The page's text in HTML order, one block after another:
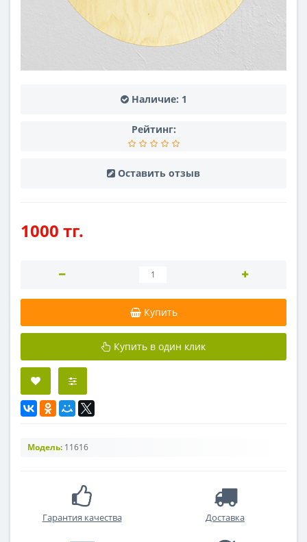
Наличие: 1
Рейтинг:
Оставить отзыв
1000 тг.
Купить
Купить в один клик
Модель: 11616
Гарантия качества Доставка